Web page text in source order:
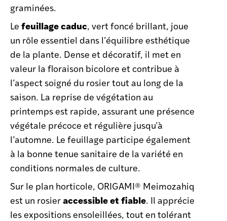
graminées.
Le feuillage caduc, vert foncé brillant, joue
un rôle essentiel dans l’équilibre esthétique
de la plante. Dense et décoratif, il met en
valeur la floraison bicolore et contribue à
l’aspect soigné du rosier tout au long de la
saison. La reprise de végétation au
printemps est rapide, assurant une présence
végétale précoce et régulière jusqu’à
l’automne. Le feuillage participe également
à la bonne tenue sanitaire de la variété en
conditions normales de culture.
Sur le plan horticole, ORIGAMI® Meimozahiq
est un rosieraccessible et fiable. Il apprécie
les expositions ensoleillées, tout en tolérant